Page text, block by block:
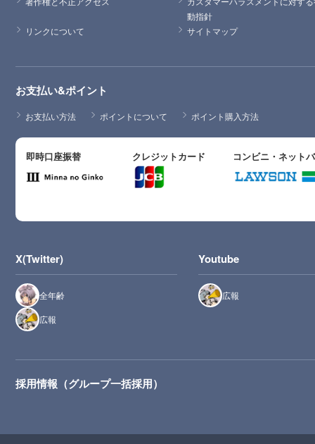
動指針
リンクについて
サイトマップ
お支払い&ポイント
お支払い方法 ポイントについて ポイント購入方法
即時口座振替 クレジットカード コンビニ・ネット
X(Twitter)
全年齢
広報
Youtube
広報
採用情報（グループ一括採用）